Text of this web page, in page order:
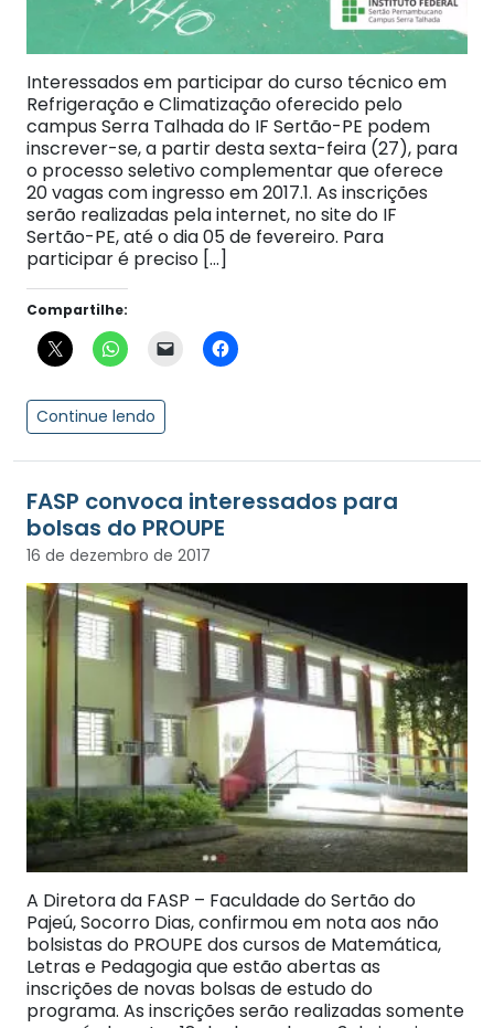
Interessados em participar do curso técnico em
Refrigeração e Climatização oferecido pelo
campus Serra Talhada do IF Sertão-PE podem
inscrever-se, a partir desta sexta-feira (27), para
o processo seletivo complementar que oferece
20 vagas com ingresso em 2017.1. As inscrições
serão realizadas pela internet, no site do IF
Sertão-PE, até o dia 05 de fevereiro. Para
participar é preciso […]
Compartilhe:
Continue lendo
FASP convoca interessados para
bolsas do PROUPE
16 de dezembro de 2017
A Diretora da FASP – Faculdade do Sertão do
Pajeú, Socorro Dias, confirmou em nota aos não
bolsistas do PROUPE dos cursos de Matemática,
Letras e Pedagogia que estão abertas as
inscrições de novas bolsas de estudo do
programa. As inscrições serão realizadas somente